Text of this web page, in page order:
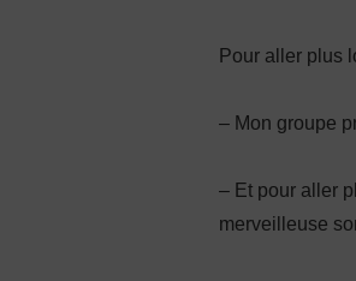
Pour aller plus
– Mon groupe
– Et pour aller
merveilleuse